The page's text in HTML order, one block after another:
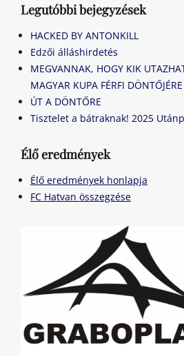
Legutóbbi bejegyzések
HACKED BY ANTONKILL
Edzői álláshirdetés
MEGVANNAK, HOGY KIK
MAGYAR KUPA FÉRFI DÖNTŐJÉRE
ÚT A DÖNTŐRE
Tisztelet a bátraknak! 2025
Élő eredmények
Élő eredmények honlapja
FC Hatvan összegzése